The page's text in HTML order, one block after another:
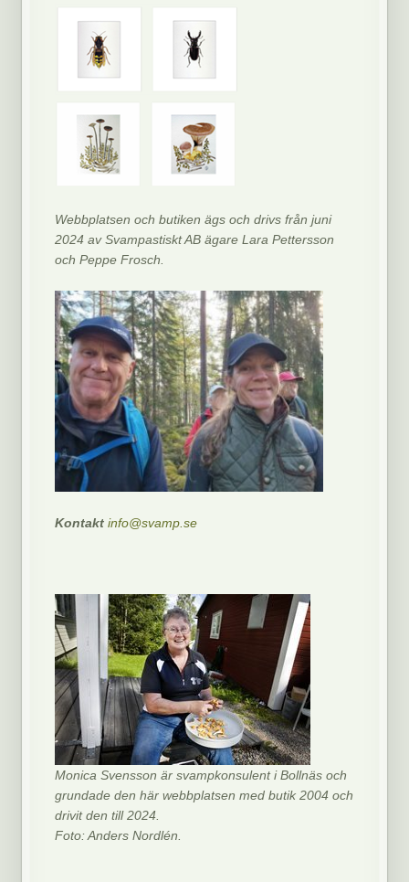
Webbplatsen och butiken ägs och drivs från juni
2024 av Svampastiskt AB ägare Lara Pettersson
och Peppe Frosch.
Kontaktinfo@svamp.se
Monica Svensson är svampkonsulent i Bollnäs och
grundade den här webbplatsen med butik 2004 och
drivit den till 2024.
Foto: Anders Nordlén.